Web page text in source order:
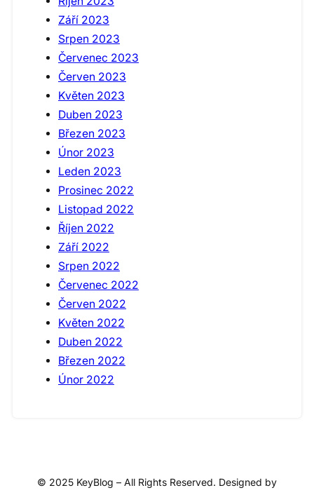
Září 2023
Srpen 2023
Červenec 2023
Červen 2023
Květen 2023
Duben 2023
Březen 2023
Únor 2023
Leden 2023
Prosinec 2022
Listopad 2022
Říjen 2022
Září 2022
Srpen 2022
Červenec 2022
Červen 2022
Květen 2022
Duben 2022
Březen 2022
Únor 2022
© 2025 KeyBlog – All Rights Reserved. Designed by